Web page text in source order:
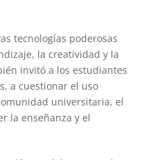
tecnologías poderosas
la creatividad y la
invitó a los estudiantes
a cuestionar el uso
universitaria, el
la enseñanza y el